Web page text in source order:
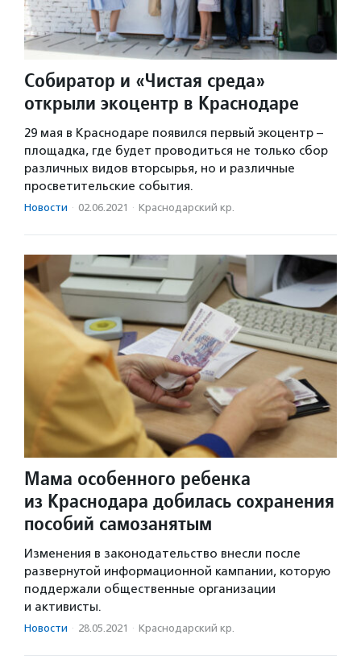
Собиратор и «Чистая среда»
открыли экоцентр в Краснодаре
29 мая в Краснодаре появился первый экоцентр –
площадка, где будет проводиться не только сбор
различных видов вторсырья, но и различные
просветительские события.
Новости · 02.06.2021 · Краснодарский кр.
Мама особенного ребенка
из Краснодара добилась сохранения
пособий самозанятым
Изменения в законодательство внесли после
развернутой информационной кампании, которую
поддержали общественные организации
и активисты.
Новости · 28.05.2021 · Краснодарский кр.